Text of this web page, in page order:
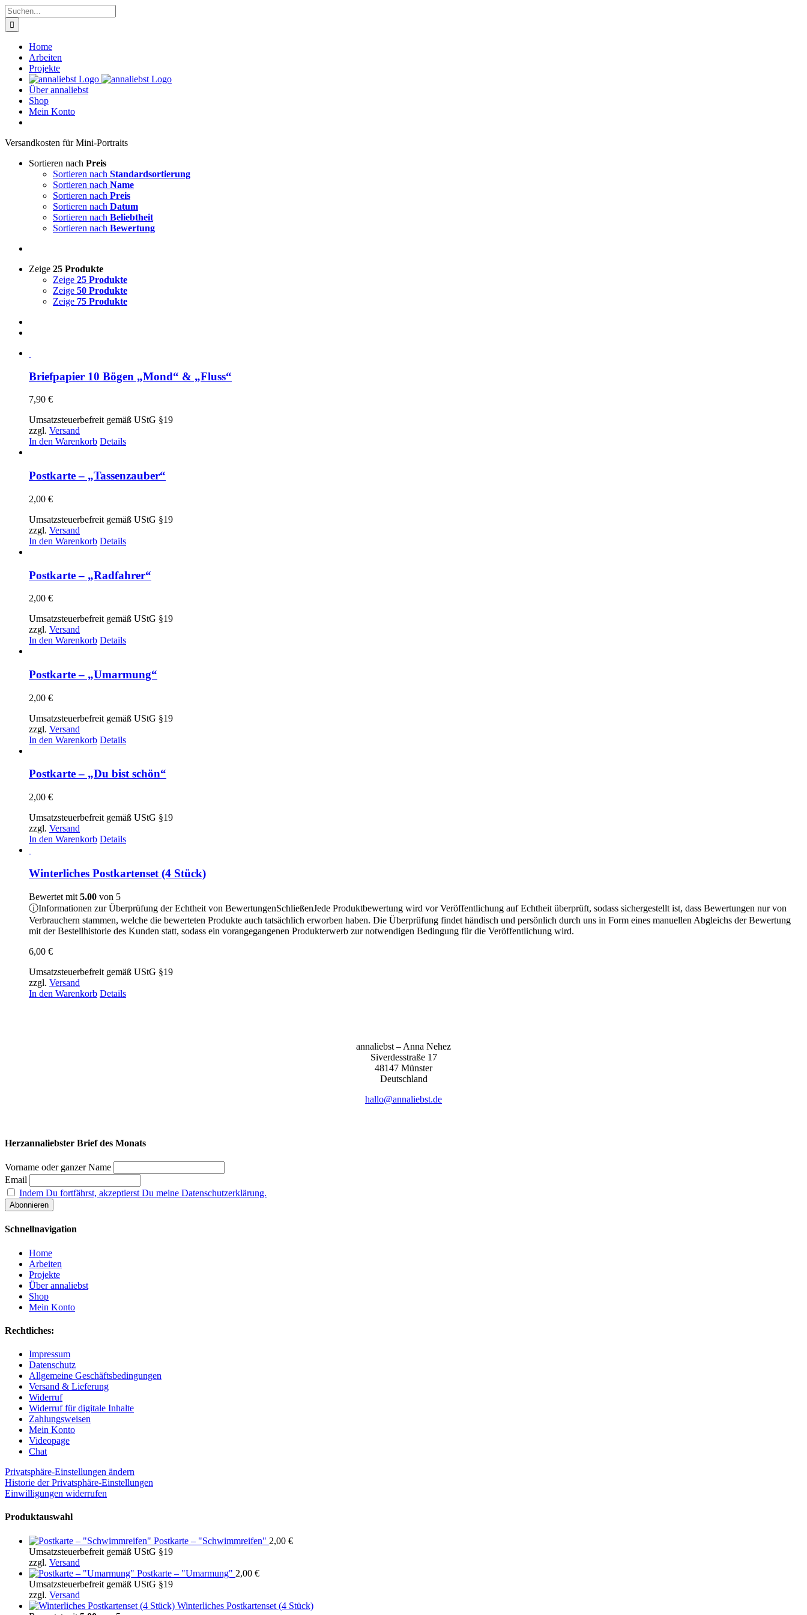
Zum
Inhalt
springen
Suche
nach:
Home
Arbeiten
Projekte
Über annaliebst
Shop
Mein Konto
Ver­sand­kos­ten für Mini-Por­traits
Sortieren nach Preis
Sortieren nach Standardsortierung
Sortieren nach Name
Sortieren nach Preis
Sortieren nach Datum
Sortieren nach Beliebtheit
Sortieren nach Bewertung
Zeige 25 Produkte
Zeige 25 Produkte
Zeige 50 Produkte
Zeige 75 Produkte
Briefpapier 10 Bögen „Mond“ & „Fluss“
7,90 €
Umsatzsteuerbefreit gemäß UStG §19
zzgl. Versand
In den Warenkorb Details
Postkarte – „Tassenzauber“
2,00 €
Umsatzsteuerbefreit gemäß UStG §19
zzgl. Versand
In den Warenkorb Details
Postkarte – „Radfahrer“
2,00 €
Umsatzsteuerbefreit gemäß UStG §19
zzgl. Versand
In den Warenkorb Details
Postkarte – „Umarmung“
2,00 €
Umsatzsteuerbefreit gemäß UStG §19
zzgl. Versand
In den Warenkorb Details
Postkarte – „Du bist schön“
2,00 €
Umsatzsteuerbefreit gemäß UStG §19
zzgl. Versand
In den Warenkorb Details
Winterliches Postkartenset (4 Stück)
Bewertet mit 5.00 von 5
ⓘInformationen zur Überprüfung der Echtheit von BewertungenSchließenJede Produktbewertung wird vor Veröffentlichung auf Echtheit überprüft, sodass sichergestellt ist, dass Bewertungen nur von
Verbrauchern stammen, welche die bewerteten Produkte auch tatsächlich erworben haben. Die Überprüfung findet händisch und persönlich durch uns in Form eines manuellen Abgleichs der Bewertung
mit der Bestellhistorie des Kunden statt, sodass ein vorangegangenen Produkterwerb zur notwendigen Bedingung für die Veröffentlichung wird.
6,00 €
Umsatzsteuerbefreit gemäß UStG §19
zzgl. Versand
In den Warenkorb Details
anna­liebst – Anna Nehez
Sive­r­des­stra­ße 17
48147 Müns­ter
Deutsch­land
hallo@annaliebst.de
Herzannaliebster Brief des Monats
Vorname oder ganzer Name
Email
Indem Du fortfährst, akzeptierst Du meine Datenschutzerklärung.
Schnellnavigation
Home
Arbeiten
Projekte
Über annaliebst
Shop
Mein Konto
Rechtliches:
Impressum
Datenschutz
Allgemeine Geschäftsbedingungen
Versand & Lieferung
Widerruf
Widerruf für digitale Inhalte
Zahlungsweisen
Mein Konto
Videopage
Chat
Privatsphäre-Einstellungen ändern
Historie der Privatsphäre-Einstellungen
Einwilligungen widerrufen
Produktauswahl
Postkarte – "Schwimmreifen" 2,00 €
Umsatzsteuerbefreit gemäß UStG §19
zzgl. Versand
Postkarte – "Umarmung" 2,00 €
Umsatzsteuerbefreit gemäß UStG §19
zzgl. Versand
Winterliches Postkartenset (4 Stück)